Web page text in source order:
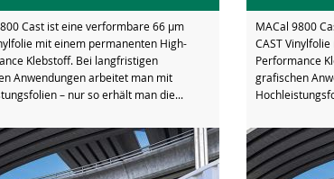
Cast ist eine verformbare 66 µm
mit einem permanenten High-
Klebstoff. Bei langfristigen
Anwendungen arbeitet man mit
– nur so erhält man die...
MACal 9800
CAST
Performance
grafischen